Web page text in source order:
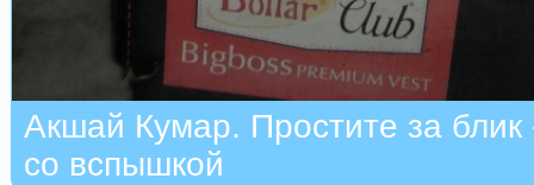
Акшай Кумар. Простите за блик
со вспышкой